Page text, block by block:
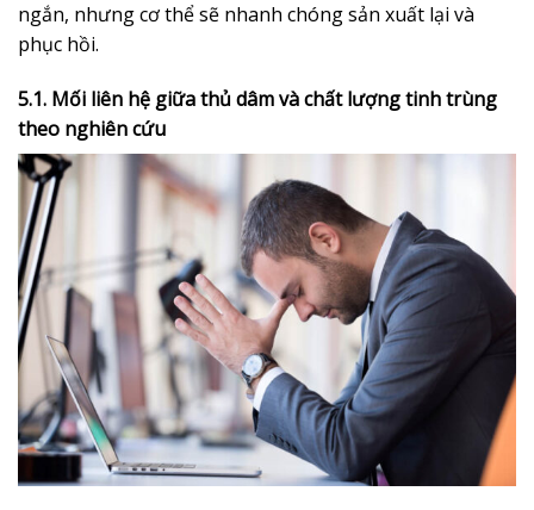
ngắn, nhưng cơ thể sẽ nhanh chóng sản xuất lại và
phục hồi.
5.1. Mối liên hệ giữa thủ dâm và chất lượng tinh trùng
theo nghiên cứu